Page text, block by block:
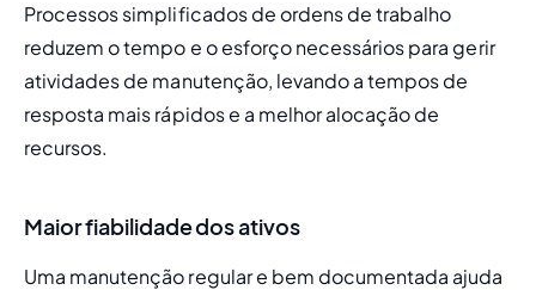
Processos simplificados de ordens de trabalho
reduzem o tempo e o esforço necessários para gerir
atividades de manutenção, levando a tempos de
resposta mais rápidos e a melhor alocação de
recursos.
Maior fiabilidade dos ativos
Uma manutenção regular e bem documentada ajuda